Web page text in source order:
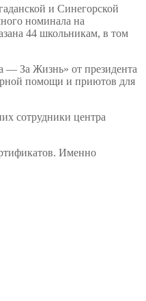
и Синегорской
номинала на
44 школьникам, в том
За Жизнь» от президента
помощи и приютов для
сотрудники центра
Именно